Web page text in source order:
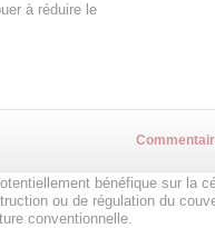
à réduire le
bénéfique sur la
ou de régulation du
conventionnelle.